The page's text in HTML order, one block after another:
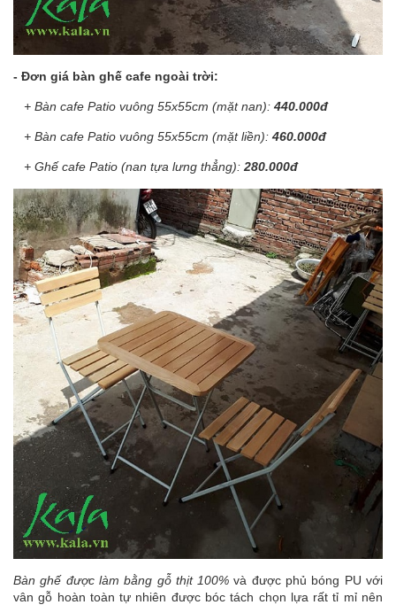
- Đơn giá bàn ghế cafe ngoài trời:
+ Bàn cafe Patio vuông 55x55cm (mặt nan): 440.000đ
+ Bàn cafe Patio vuông 55x55cm (mặt liền): 460.000đ
+ Ghế cafe Patio (nan tựa lưng thẳng): 280.000đ
Bàn ghế được làm bằng gỗ thịt 100% và được phủ bóng PU với
vân gỗ hoàn toàn tự nhiên được bóc tách chọn lựa rất tỉ mỉ nên